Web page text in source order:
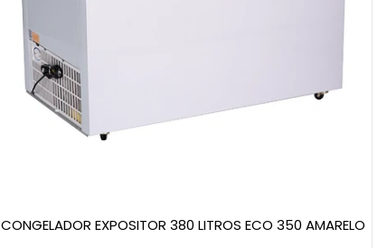
CONGELADOR EXPOSITOR 380 LITROS ECO 350 AMARELO